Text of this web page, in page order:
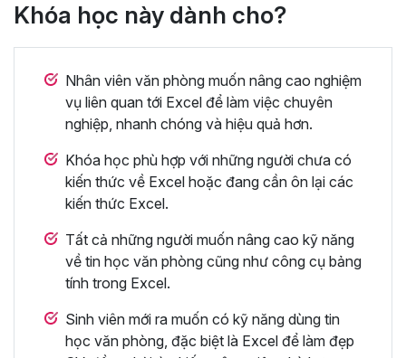
Khóa học này dành cho?
Nhân viên văn phòng muốn nâng cao nghiệm
vụ liên quan tới Excel để làm việc chuyên
nghiệp, nhanh chóng và hiệu quả hơn.
Khóa học phù hợp với những người chưa có
kiến thức về Excel hoặc đang cần ôn lại các
kiến thức Excel.
Tất cả những người muốn nâng cao kỹ năng
về tin học văn phòng cũng như công cụ bảng
tính trong Excel.
Sinh viên mới ra muốn có kỹ năng dùng tin
học văn phòng, đặc biệt là Excel để làm đẹp